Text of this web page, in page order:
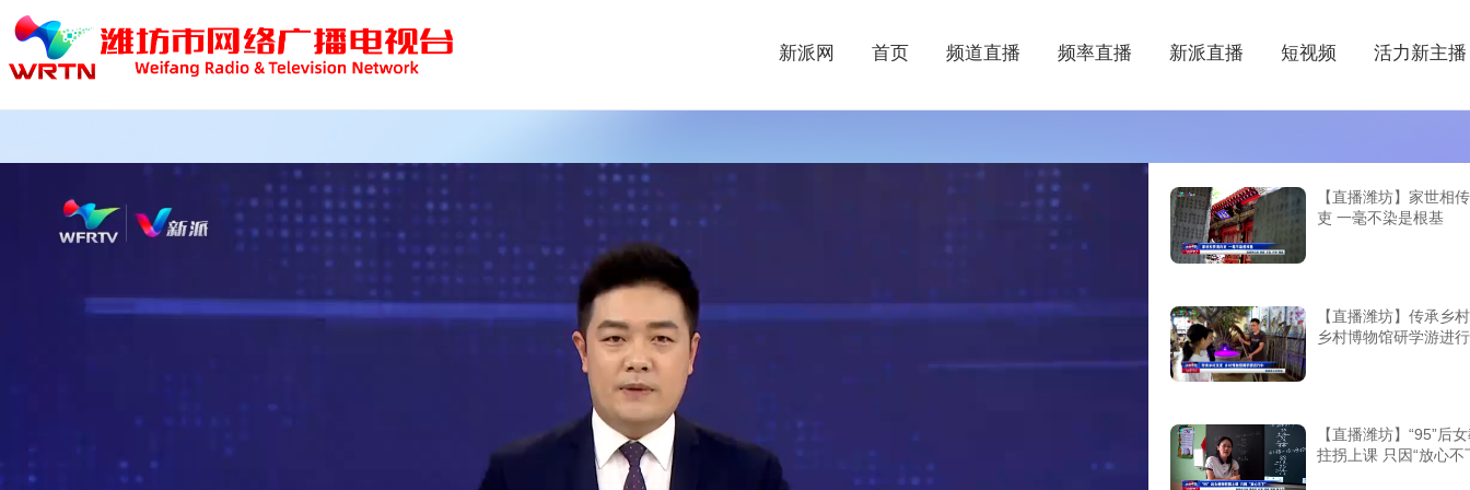
新派网 首页 频道直播 频率直播 新派直播 短视频 活力新主播
【直播潍坊】家世相
吏 一毫不染是根基
【直播潍坊】传承乡
乡村博物馆研学游进
【直播潍坊】“95”后
拄拐上课 只因“放心不